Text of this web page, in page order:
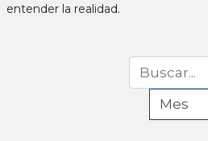
entender la realidad.